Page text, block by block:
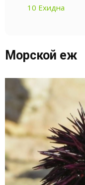
10 Ехидна
Морской еж